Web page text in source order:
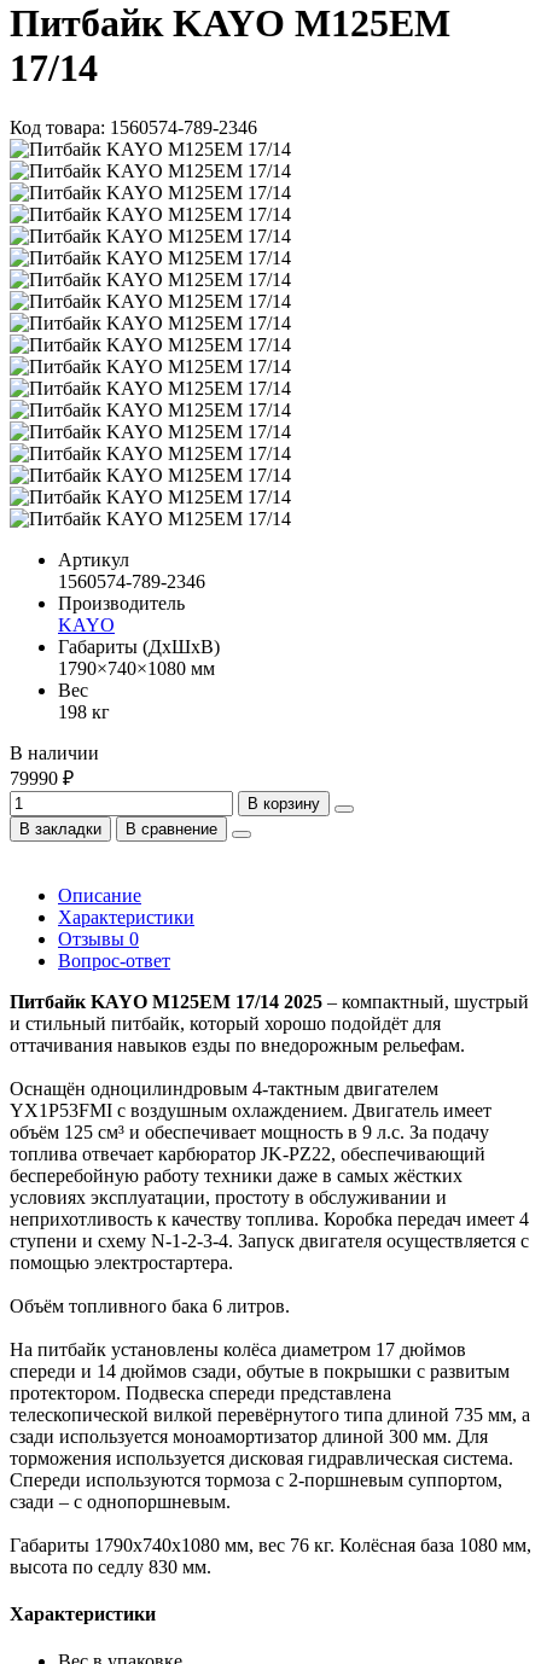
Питбайк KAYO M125EM
17/14
Код товара: 1560574-789-2346
Артикул
1560574-789-2346
Производитель
KAYO
Габариты (ДхШхВ)
1790×740×1080 мм
Вес
198 кг
В наличии
79990 ₽
В корзину
В закладки
В сравнение
Описание
Характеристики
Отзывы 0
Вопрос-ответ
Питбайк KAYO M125EM 17/14 2025 – компактный, шустрый
и стильный питбайк, который хорошо подойдёт для
оттачивания навыков езды по внедорожным рельефам.
Оснащён одноцилиндровым 4-тактным двигателем
YX1P53FMI с воздушным охлаждением. Двигатель имеет
объём 125 см³ и обеспечивает мощность в 9 л.с. За подачу
топлива отвечает карбюратор JK-PZ22, обеспечивающий
бесперебойную работу техники даже в самых жёстких
условиях эксплуатации, простоту в обслуживании и
неприхотливость к качеству топлива. Коробка передач имеет 4
ступени и схему N-1-2-3-4. Запуск двигателя осуществляется с
помощью электростартера.
Объём топливного бака 6 литров.
На питбайк установлены колёса диаметром 17 дюймов
спереди и 14 дюймов сзади, обутые в покрышки с развитым
протектором. Подвеска спереди представлена
телескопической вилкой перевёрнутого типа длиной 735 мм, а
сзади используется моноамортизатор длиной 300 мм. Для
торможения используется дисковая гидравлическая система.
Спереди используются тормоза с 2-поршневым суппортом,
сзади – с однопоршневым.
Габариты 1790х740х1080 мм, вес 76 кг. Колёсная база 1080 мм,
высота по седлу 830 мм.
Характеристики